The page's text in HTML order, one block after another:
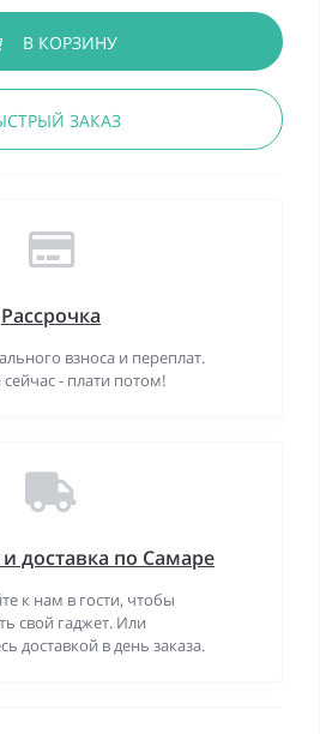
В КОРЗИНУ
ЗАКАЗ
Рассрочка
взноса и переплат.
- плати потом!
доставка по Самаре
к нам в гости, чтобы
свой гаджет. Или
доставкой в день заказа.